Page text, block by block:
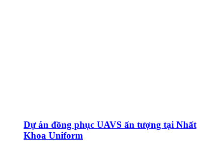
Dự án đồng phục UAVS ấn tượng tại Nhất
Khoa Uniform